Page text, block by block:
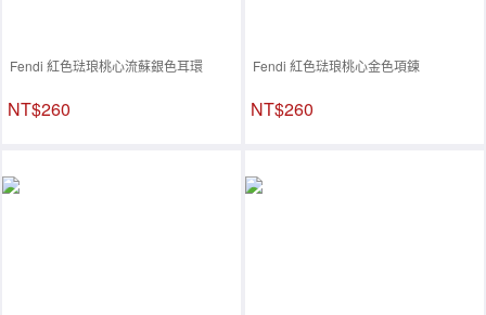
Fendi 紅色琺琅桃心流蘇銀色耳環
NT$260
Fendi 紅色琺琅桃心金色項鍊
NT$260